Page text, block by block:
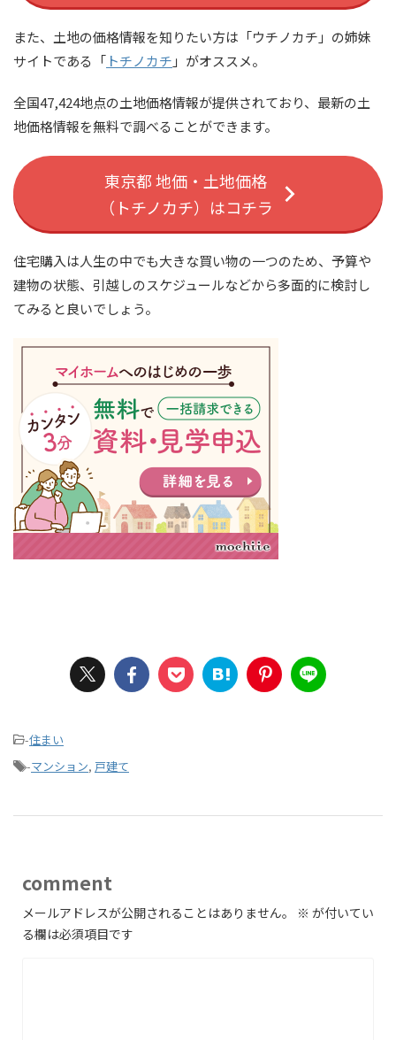
また、土地の価格情報を知りたい方は「ウチノカチ」の姉妹
サイトである「 トチノカチ 」がオススメ。
全国47,424地点の土地価格情報が提供されており、最新の土
地価格情報を無料で調べることができます。
東京都 地価・土地価格
（トチノカチ）はコチラ
住宅購入は人生の中でも大きな買い物の一つのため、予算や
建物の状態、引越しのスケジュールなどから多面的に検討し
てみると良いでしょう。
-住まい
-マンション, 戸建て
comment
メールアドレスが公開されることはありません。 ※ が付いてい
る欄は必須項目です